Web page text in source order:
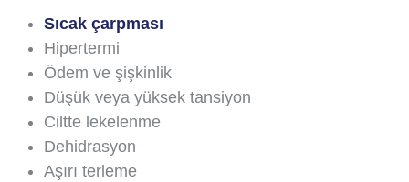
Sıcak çarpması
Hipertermi
Ödem ve şişkinlik
Düşük veya yüksek tansiyon
Ciltte lekelenme
Dehidrasyon
Aşırı terleme